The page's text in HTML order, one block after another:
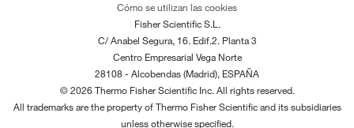
Cómo se utilizan las cookies
Fisher Scientific S.L.
C/ Anabel Segura, 16. Edif.2. Planta 3
Centro Empresarial Vega Norte
28108 - Alcobendas (Madrid), ESPAÑA
© 2026 Thermo Fisher Scientific Inc. All rights reserved.
All trademarks are the property of Thermo Fisher Scientific and its subsidiaries
unless otherwise specified.